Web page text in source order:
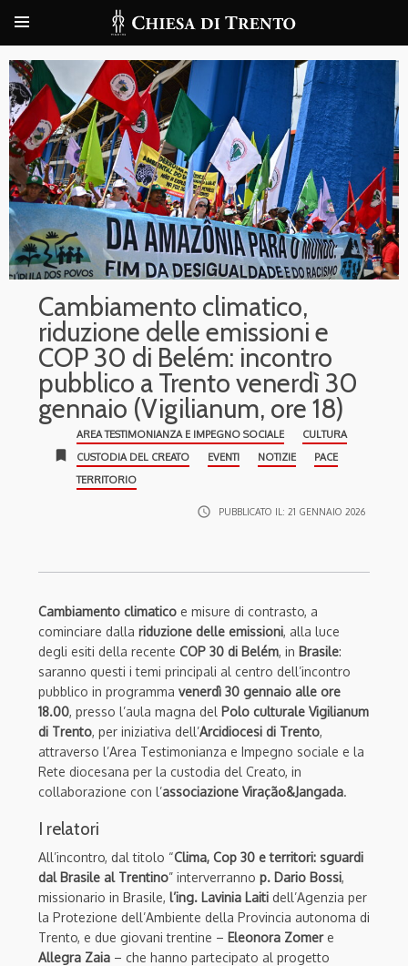
Cambiamento climatico,
riduzione delle emissioni e
COP 30 di Belém: incontro
pubblico a Trento venerdì 30
gennaio (Vigilianum, ore 18)
bookmark
AREA TESTIMONIANZA E IMPEGNO SOCIALE
CULTURA
CUSTODIA DEL CREATO
EVENTI NOTIZIE
PACE
TERRITORIO
access_time PUBBLICATO IL: 21 GENNAIO 2026
Cambiamento climatico e misure di contrasto, a
cominciare dalla riduzione delle emissioni, alla luce
degli esiti della recente COP 30 di Belém, in Brasile:
saranno questi i temi principali al centro dell’incontro
pubblico in programma venerdì 30 gennaio alle ore
18.00, presso l’aula magna del Polo culturale Vigilianum
di Trento, per iniziativa dell’Arcidiocesi di Trento,
attraverso l’Area Testimonianza e Impegno sociale e la
Rete diocesana per la custodia del Creato, in
collaborazione con l’associazione Viração&Jangada.
I relatori
All’incontro, dal titolo “Clima, Cop 30 e territori: sguardi
dal Brasile al Trentino” interverranno p. Dario Bossi,
missionario in Brasile, l’ing. Lavinia Laiti dell’Agenzia per
la Protezione dell’Ambiente della Provincia autonoma di
Trento, e due giovani trentine – Eleonora Zomere
Allegra Zaia – che hanno partecipato al progetto